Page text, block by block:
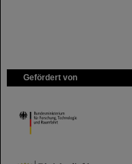
Gefördert von
HMWK